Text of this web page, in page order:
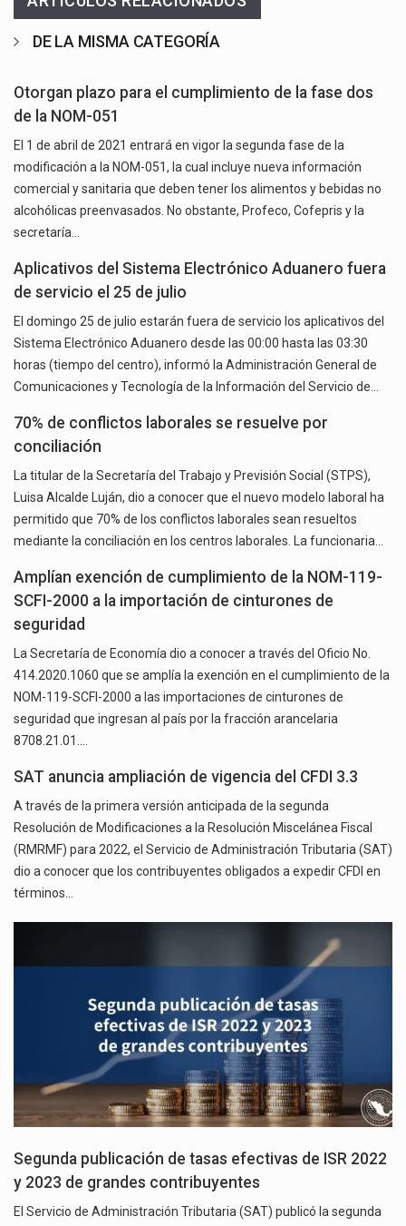
DE LA MISMA CATEGORÍA
Otorgan plazo para el cumplimiento de la fase dos
de la NOM-051
El 1 de abril de 2021 entrará en vigor la segunda fase de la
modificación a la NOM-051, la cual incluye nueva información
comercial y sanitaria que deben tener los alimentos y bebidas no
alcohólicas preenvasados. No obstante, Profeco, Cofepris y la
secretaría…
Aplicativos del Sistema Electrónico Aduanero fuera
de servicio el 25 de julio
El domingo 25 de julio estarán fuera de servicio los aplicativos del
Sistema Electrónico Aduanero desde las 00:00 hasta las 03:30
horas (tiempo del centro), informó la Administración General de
Comunicaciones y Tecnología de la Información del Servicio de…
70% de conflictos laborales se resuelve por
conciliación
La titular de la Secretaría del Trabajo y Previsión Social (STPS),
Luisa Alcalde Luján, dio a conocer que el nuevo modelo laboral ha
permitido que 70% de los conflictos laborales sean resueltos
mediante la conciliación en los centros laborales. La funcionaria…
Amplían exención de cumplimiento de la NOM-119-
SCFI-2000 a la importación de cinturones de
seguridad
La Secretaría de Economía dio a conocer a través del Oficio No.
414.2020.1060 que se amplía la exención en el cumplimiento de la
NOM-119-SCFI-2000 a las importaciones de cinturones de
seguridad que ingresan al país por la fracción arancelaria
8708.21.01.…
SAT anuncia ampliación de vigencia del CFDI 3.3
A través de la primera versión anticipada de la segunda
Resolución de Modificaciones a la Resolución Miscelánea Fiscal
(RMRMF) para 2022, el Servicio de Administración Tributaria (SAT)
dio a conocer que los contribuyentes obligados a expedir CFDI en
términos…
Segunda publicación de tasas efectivas de ISR 2022
y 2023 de grandes contribuyentes
El Servicio de Administración Tributaria (SAT) publicó la segunda